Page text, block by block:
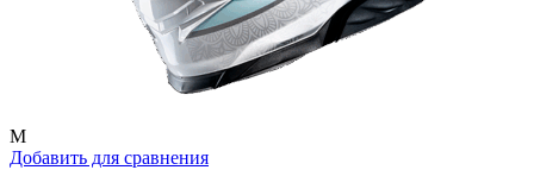
M
Добавить для сравнения